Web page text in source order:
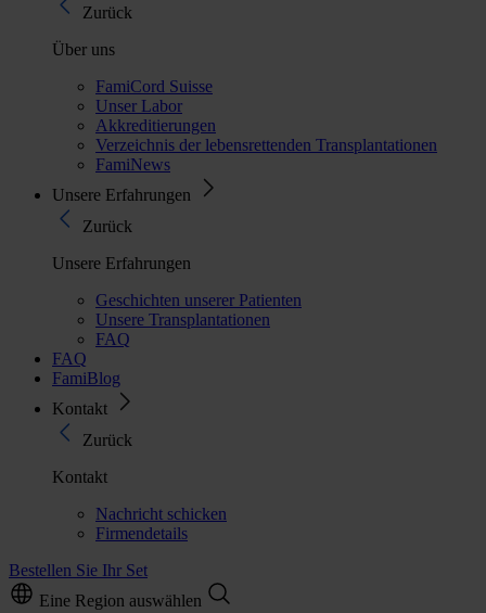
Zurück
Über uns
FamiCord Suisse
Unser Labor
Akkreditierungen
Verzeichnis der lebensrettenden Transplantationen
FamiNews
Unsere Erfahrungen
Zurück
Unsere Erfahrungen
Geschichten unserer Patienten
Unsere Transplantationen
FAQ
FAQ
FamiBlog
Kontakt
Zurück
Kontakt
Nachricht schicken
Firmendetails
Bestellen Sie Ihr Set
Eine Region auswählen